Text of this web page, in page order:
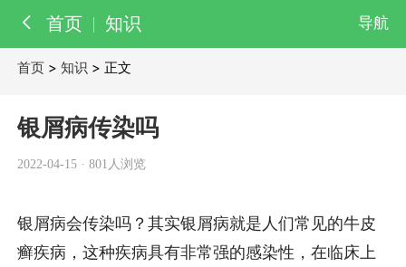
首页 知识 导航
首页 >知识 > 正文
银屑病传染吗
2022-04-15 · 801人浏览
银屑病会传染吗？其实银屑病就是人们常见的牛皮
癣疾病，这种疾病具有非常强的感染性，在临床上